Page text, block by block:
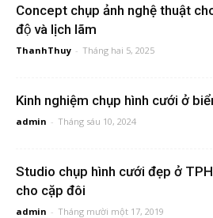
Concept chụp ảnh nghệ thuật
độ và lịch lãm
ThanhThuy - Tháng hai 5, 2025
Kinh nghiệm chụp hình cưới ở
admin - Tháng sáu 10, 2024
Studio chụp hình cưới đẹp ở
cho cặp đôi
admin - Tháng mười một 17, 2019